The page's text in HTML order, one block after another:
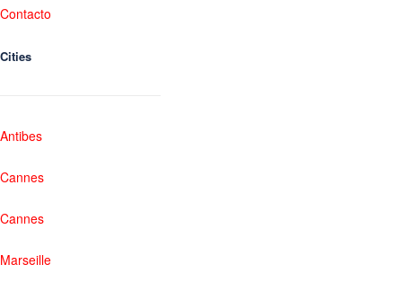
Contacto
Cities
Antibes
Cannes
Cannes
Marseille